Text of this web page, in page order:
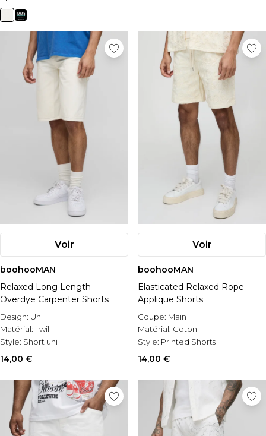
Voir
boohooMAN
Relaxed Long Length
Overdye Carpenter Shorts
Design: Uni
Matérial:Twill
Style: Short uni
14,00 €
Voir
boohooMAN
Elasticated Relaxed Rope
Applique Shorts
Coupe: Main
Matérial: Coton
Style: Printed Shorts
14,00 €